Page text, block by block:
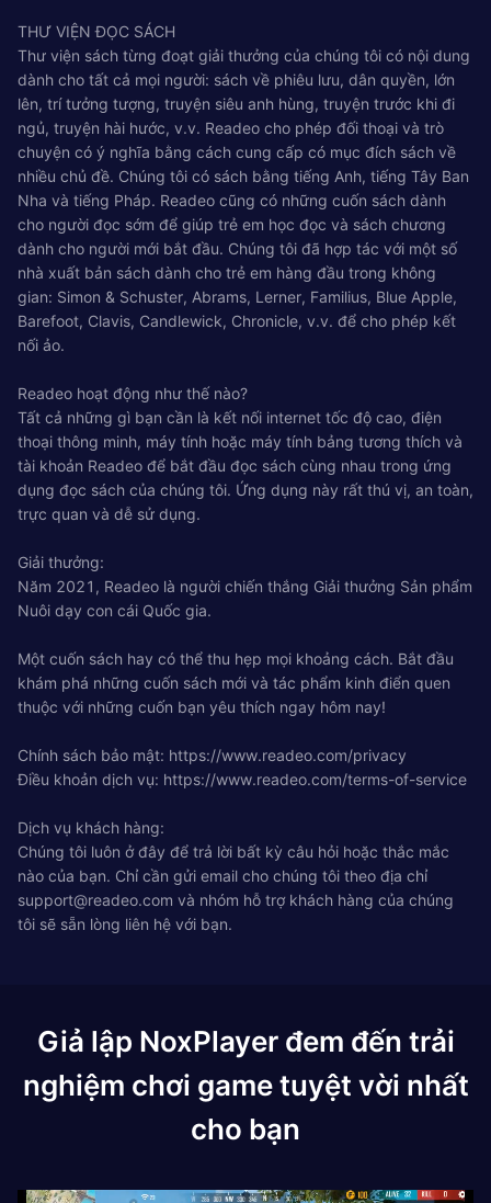
THƯ VIỆN ĐỌC SÁCH
Thư viện sách từng đoạt giải thưởng của chúng tôi có nội dung
dành cho tất cả mọi người: sách về phiêu lưu, dân quyền, lớn
lên, trí tưởng tượng, truyện siêu anh hùng, truyện trước khi đi
ngủ, truyện hài hước, v.v. Readeo cho phép đối thoại và trò
chuyện có ý nghĩa bằng cách cung cấp có mục đích sách về
nhiều chủ đề. Chúng tôi có sách bằng tiếng Anh, tiếng Tây Ban
Nha và tiếng Pháp. Readeo cũng có những cuốn sách dành
cho người đọc sớm để giúp trẻ em học đọc và sách chương
dành cho người mới bắt đầu. Chúng tôi đã hợp tác với một số
nhà xuất bản sách dành cho trẻ em hàng đầu trong không
gian: Simon & Schuster, Abrams, Lerner, Familius, Blue Apple,
Barefoot, Clavis, Candlewick, Chronicle, v.v. để cho phép kết
nối ảo.
Readeo hoạt động như thế nào?
Tất cả những gì bạn cần là kết nối internet tốc độ cao, điện
thoại thông minh, máy tính hoặc máy tính bảng tương thích và
tài khoản Readeo để bắt đầu đọc sách cùng nhau trong ứng
dụng đọc sách của chúng tôi. Ứng dụng này rất thú vị, an toàn,
trực quan và dễ sử dụng.
Giải thưởng:
Năm 2021, Readeo là người chiến thắng Giải thưởng Sản phẩm
Nuôi dạy con cái Quốc gia.
Một cuốn sách hay có thể thu hẹp mọi khoảng cách. Bắt đầu
khám phá những cuốn sách mới và tác phẩm kinh điển quen
thuộc với những cuốn bạn yêu thích ngay hôm nay!
Chính sách bảo mật: https://www.readeo.com/privacy
Điều khoản dịch vụ: https://www.readeo.com/terms-of-service
Dịch vụ khách hàng:
Chúng tôi luôn ở đây để trả lời bất kỳ câu hỏi hoặc thắc mắc
nào của bạn. Chỉ cần gửi email cho chúng tôi theo địa chỉ
support@readeo.com và nhóm hỗ trợ khách hàng của chúng
tôi sẽ sẵn lòng liên hệ với bạn.
Giả lập NoxPlayer đem đến trải
nghiệm chơi game tuyệt vời nhất
cho bạn